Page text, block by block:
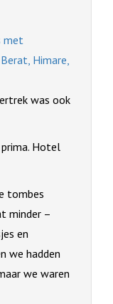
met
Himare,
was ook
Hotel
tombes
minder –
en
we hadden
we waren